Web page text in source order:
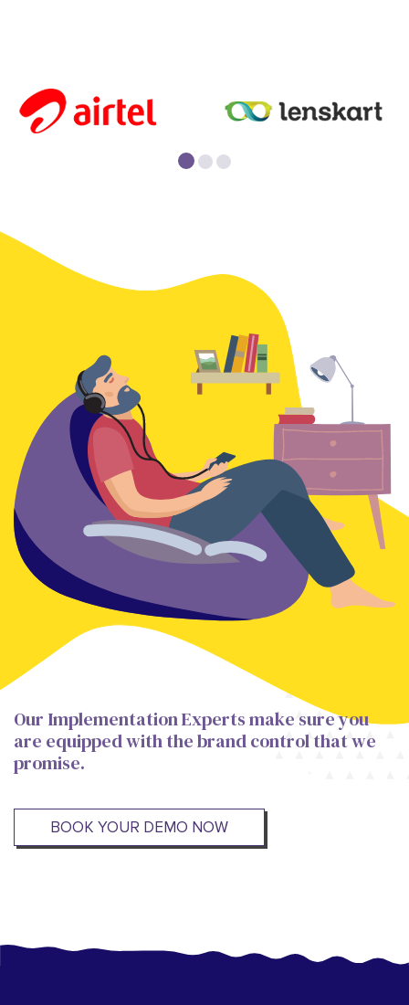
Our Implementation Experts make sure you
are equipped with the brand control that we
promise.
BOOK YOUR DEMO NOW